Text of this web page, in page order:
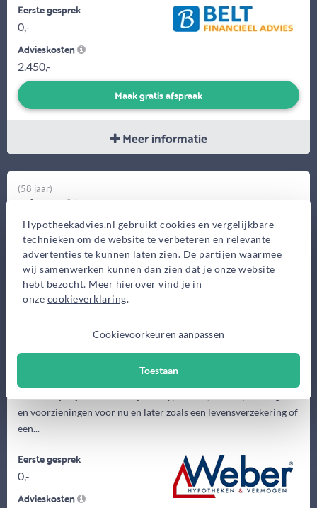
Hypotheekadvies.nl gebruikt cookies en vergelijkbare
technieken om de website te verbeteren en relevante
advertenties te kunnen laten zien. De partijen waarmee
wij samenwerken kunnen dan zien dat je onze website
hebt bezocht. Meer hierover vind je in
onze cookieverklaring.
Cookievoorkeuren aanpassen
Toestaan
Eerste gesprek
0,-
Advieskosten
2.450,-
Maak gratis afspraak
Meer informatie
Aureus 59, Elst
Bekijk op kaart
en voorzieningen voor nu en later zoals een levensverzekering of
een...
(58 jaar)
Michael Weber
Weber Hypotheken en Vermogen
Eerste gesprek
0,-
Advieskosten